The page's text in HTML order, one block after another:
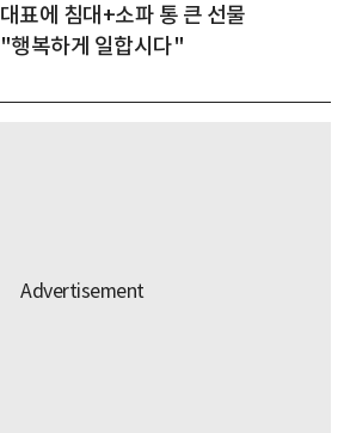
대표에 침대+소파 통 큰 선물
"행복하게 일합시다"